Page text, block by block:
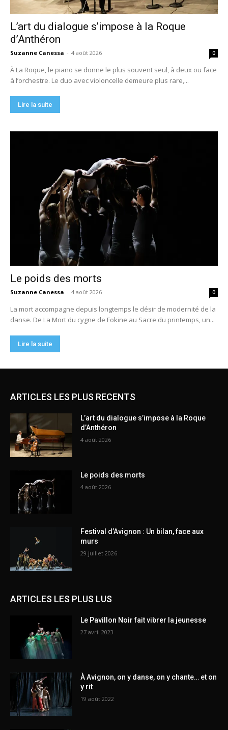
ARTICLES LES PLUS RECENTS
L’art du dialogue s’impose à la Roque
d’Anthéron
4 août 2026
Le poids des morts
4 août 2026
Festival d’Avignon : Un bilan, face aux
murs
29 juillet 2026
ARTICLES LES PLUS LUS
Le Pavillon Noir fait vibrer la jeunesse
27 avril 2023
À Avignon, on y danse, on y chante… et on
y rit
19 août 2022